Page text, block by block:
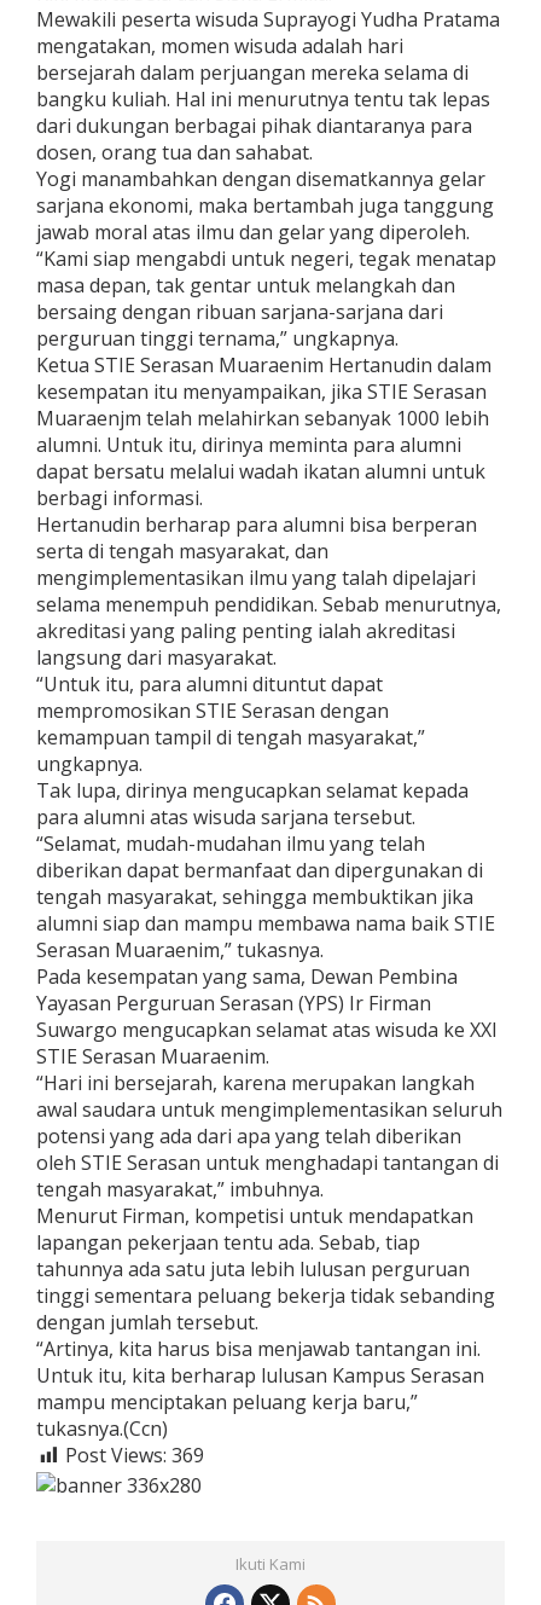
Mewakili peserta wisuda Suprayogi Yudha Pratama
mengatakan, momen wisuda adalah hari
bersejarah dalam perjuangan mereka selama di
bangku kuliah. Hal ini menurutnya tentu tak lepas
dari dukungan berbagai pihak diantaranya para
dosen, orang tua dan sahabat.
Yogi manambahkan dengan disematkannya gelar
sarjana ekonomi, maka bertambah juga tanggung
jawab moral atas ilmu dan gelar yang diperoleh.
“Kami siap mengabdi untuk negeri, tegak menatap
masa depan, tak gentar untuk melangkah dan
bersaing dengan ribuan sarjana-sarjana dari
perguruan tinggi ternama,” ungkapnya.
Ketua STIE Serasan Muaraenim Hertanudin dalam
kesempatan itu menyampaikan, jika STIE Serasan
Muaraenjm telah melahirkan sebanyak 1000 lebih
alumni. Untuk itu, dirinya meminta para alumni
dapat bersatu melalui wadah ikatan alumni untuk
berbagi informasi.
Hertanudin berharap para alumni bisa berperan
serta di tengah masyarakat, dan
mengimplementasikan ilmu yang talah dipelajari
selama menempuh pendidikan. Sebab menurutnya,
akreditasi yang paling penting ialah akreditasi
langsung dari masyarakat.
“Untuk itu, para alumni dituntut dapat
mempromosikan STIE Serasan dengan
kemampuan tampil di tengah masyarakat,”
ungkapnya.
Tak lupa, dirinya mengucapkan selamat kepada
para alumni atas wisuda sarjana tersebut.
“Selamat, mudah-mudahan ilmu yang telah
diberikan dapat bermanfaat dan dipergunakan di
tengah masyarakat, sehingga membuktikan jika
alumni siap dan mampu membawa nama baik STIE
Serasan Muaraenim,” tukasnya.
Pada kesempatan yang sama, Dewan Pembina
Yayasan Perguruan Serasan (YPS) Ir Firman
Suwargo mengucapkan selamat atas wisuda ke XXI
STIE Serasan Muaraenim.
“Hari ini bersejarah, karena merupakan langkah
awal saudara untuk mengimplementasikan seluruh
potensi yang ada dari apa yang telah diberikan
oleh STIE Serasan untuk menghadapi tantangan di
tengah masyarakat,” imbuhnya.
Menurut Firman, kompetisi untuk mendapatkan
lapangan pekerjaan tentu ada. Sebab, tiap
tahunnya ada satu juta lebih lulusan perguruan
tinggi sementara peluang bekerja tidak sebanding
dengan jumlah tersebut.
“Artinya, kita harus bisa menjawab tantangan ini.
Untuk itu, kita berharap lulusan Kampus Serasan
mampu menciptakan peluang kerja baru,”
tukasnya.(Ccn)
Post Views: 369
Ikuti Kami